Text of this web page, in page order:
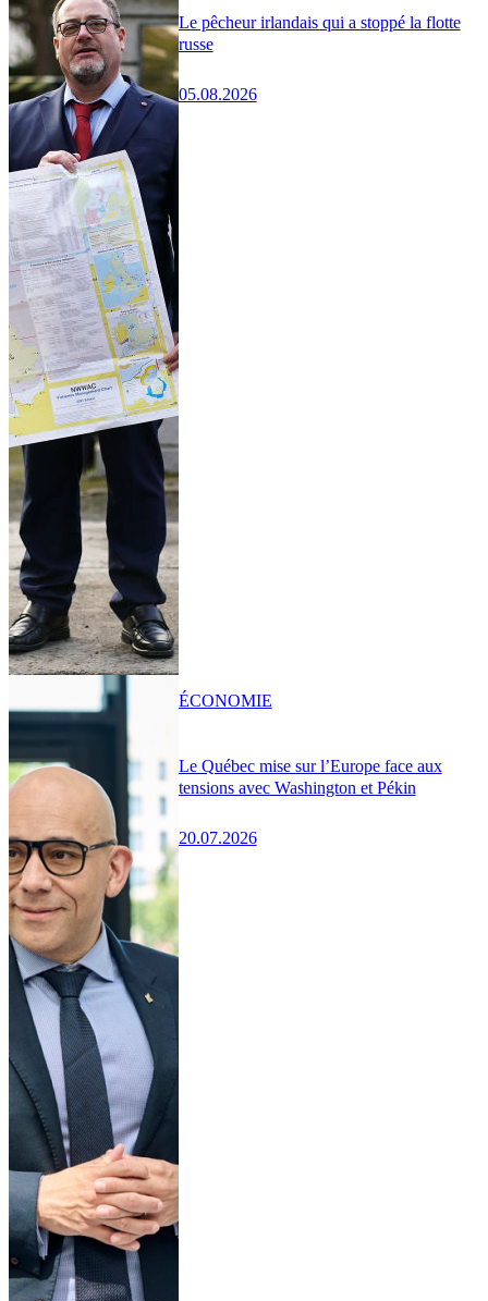
Le pêcheur irlandais qui a stoppé la flotte
russe
05.08.2026
Le Québec mise sur l’Europe face aux
tensions avec Washington et Pékin
20.07.2026
ÉCONOMIE